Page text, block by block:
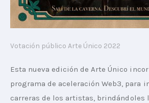
Votación público Arte Único 2022
Esta nueva edición de Arte Único
programa de aceleración Web3, para
carreras de los artistas, brindándoles